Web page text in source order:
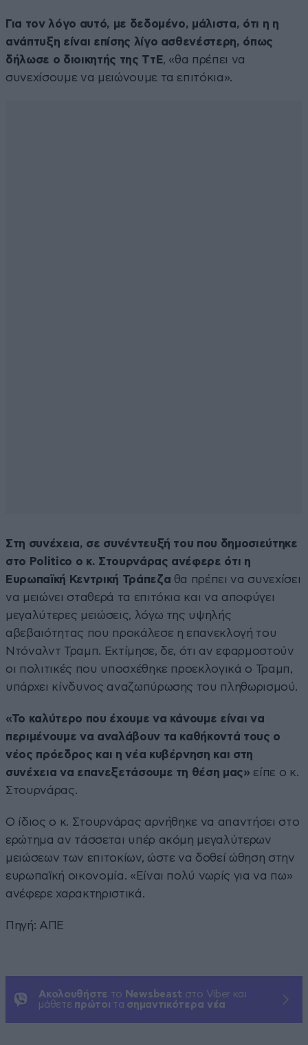
Για τον λόγο αυτό, με δεδομένο, μάλιστα, ότι η η
ανάπτυξη είναι επίσης λίγο ασθενέστερη, όπως
δήλωσε ο διοικητής της ΤτΕ, «θα πρέπει να
συνεχίσουμε να μειώνουμε τα επιτόκια».
Στη συνέχεια, σε συνέντευξή του που δημοσιεύτηκε
στο Politico ο κ. Στουρνάρας ανέφερε ότι η
Ευρωπαϊκή Κεντρική Τράπεζα θα πρέπει να συνεχίσει
να μειώνει σταθερά τα επιτόκια και να αποφύγει
μεγαλύτερες μειώσεις, λόγω της υψηλής
αβεβαιότητας που προκάλεσε η επανεκλογή του
Ντόναλντ Τραμπ. Εκτίμησε, δε, ότι αν εφαρμοστούν
οι πολιτικές που υποσχέθηκε προεκλογικά ο Τραμπ,
υπάρχει κίνδυνος αναζωπύρωσης του πληθωρισμού.
«Το καλύτερο που έχουμε να κάνουμε είναι να
περιμένουμε να αναλάβουν τα καθήκοντά τους ο
νέος πρόεδρος και η νέα κυβέρνηση και στη
συνέχεια να επανεξετάσουμε τη θέση μας» είπε ο κ.
Στουρνάρας.
Ο ίδιος ο κ. Στουρνάρας αρνήθηκε να απαντήσει στο
ερώτημα αν τάσσεται υπέρ ακόμη μεγαλύτερων
μειώσεων των επιτοκίων, ώστε να δοθεί ώθηση στην
ευρωπαϊκή οικονομία. «Είναι πολύ νωρίς για να πω»
ανέφερε χαρακτηριστικά.
Πηγή: ΑΠΕ
Ακολουθήστε το Newsbeast στο Viber και
μάθετε πρώτοι τα σημαντικότερα νέα